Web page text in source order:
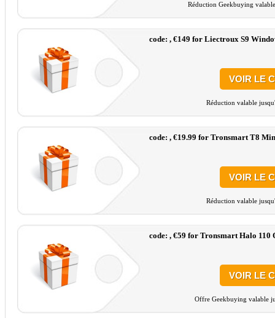
Réduction Geekbuying
code: , €149 for Liectroux S9
VOIR LE
Réduction valable
code: , €19.99 for Tronsmart T8
VOIR LE
Réduction valable
code: , €59 for Tronsmart Halo
VOIR LE
Offre Geekbuying valable